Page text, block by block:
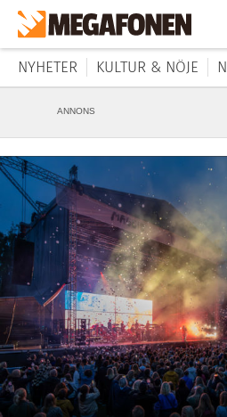
NYHETER KULTUR & NÖJE
ANNONS